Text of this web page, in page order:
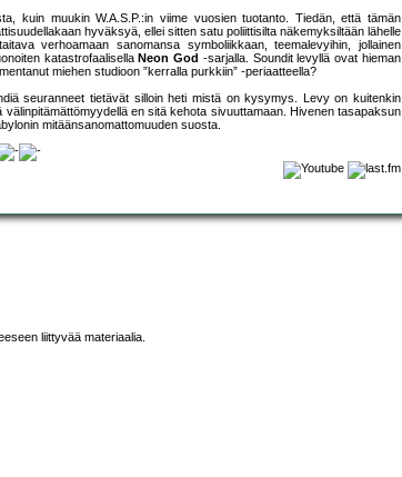
kuin muukin W.A.S.P.:in viime vuosien tuotanto. Tiedän, että tämän
hyväksyä, ellei sitten satu poliittisilta näkemyksiltään lähelle
verhoamaan sanomansa symboliikkaan, teemalevyihin, jollainen
katastrofaalisella Neon God -sarjalla. Soundit levyllä ovat hieman
miehen studioon ”kerralla purkkiin” -periaatteella?
seuranneet tietävät silloin heti mistä on kysymys. Levy on kuitenkin
en sitä kehota sivuuttamaan. Hivenen tasapaksun
mitäänsanomattomuuden suosta.
liittyvää materiaalia.